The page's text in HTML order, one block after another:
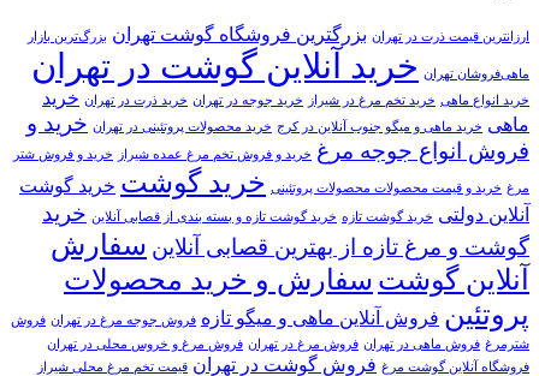
ارزانترین قیمت ذرت در تهران بزرگترین فروشگاه گوشت تهران بزرگ‌ترین بازار
ماهی‌فروشان تهران خرید آنلاین گوشت در تهران
خرید انواع ماهی خرید تخم مرغ در شیراز خرید جوجه در تهران خرید ذرت در تهران خرید
ماهی خرید ماهی و میگو جنوب آنلاین در کرج خرید محصولات پروتئینی در تهران خرید و
فروش انواع جوجه مرغ خرید و فروش تخم مرغ عمده شیراز خرید و فروش شتر
مرغ خرید و قیمت محصولات محصولات پروتئینی خرید گوشت خرید گوشت
آنلاین دولتی خرید گوشت تازه خرید گوشت تازه و بسته بندی از قصابی آنلاین خرید
گوشت و مرغ تازه از بهترین قصابی آنلاین سفارش
آنلاین گوشت سفارش و خرید محصولات
پروتئین فروش آنلاین ماهی و میگو تازه فروش جوجه مرغ در تهران فروش
شترمرغ فروش ماهی در تهران فروش مرغ در تهران فروش مرغ و خروس محلی در تهران
فروشگاه آنلاین گوشت مرغ فروش گوشت در تهران قیمت تخم مرغ محلی شیراز